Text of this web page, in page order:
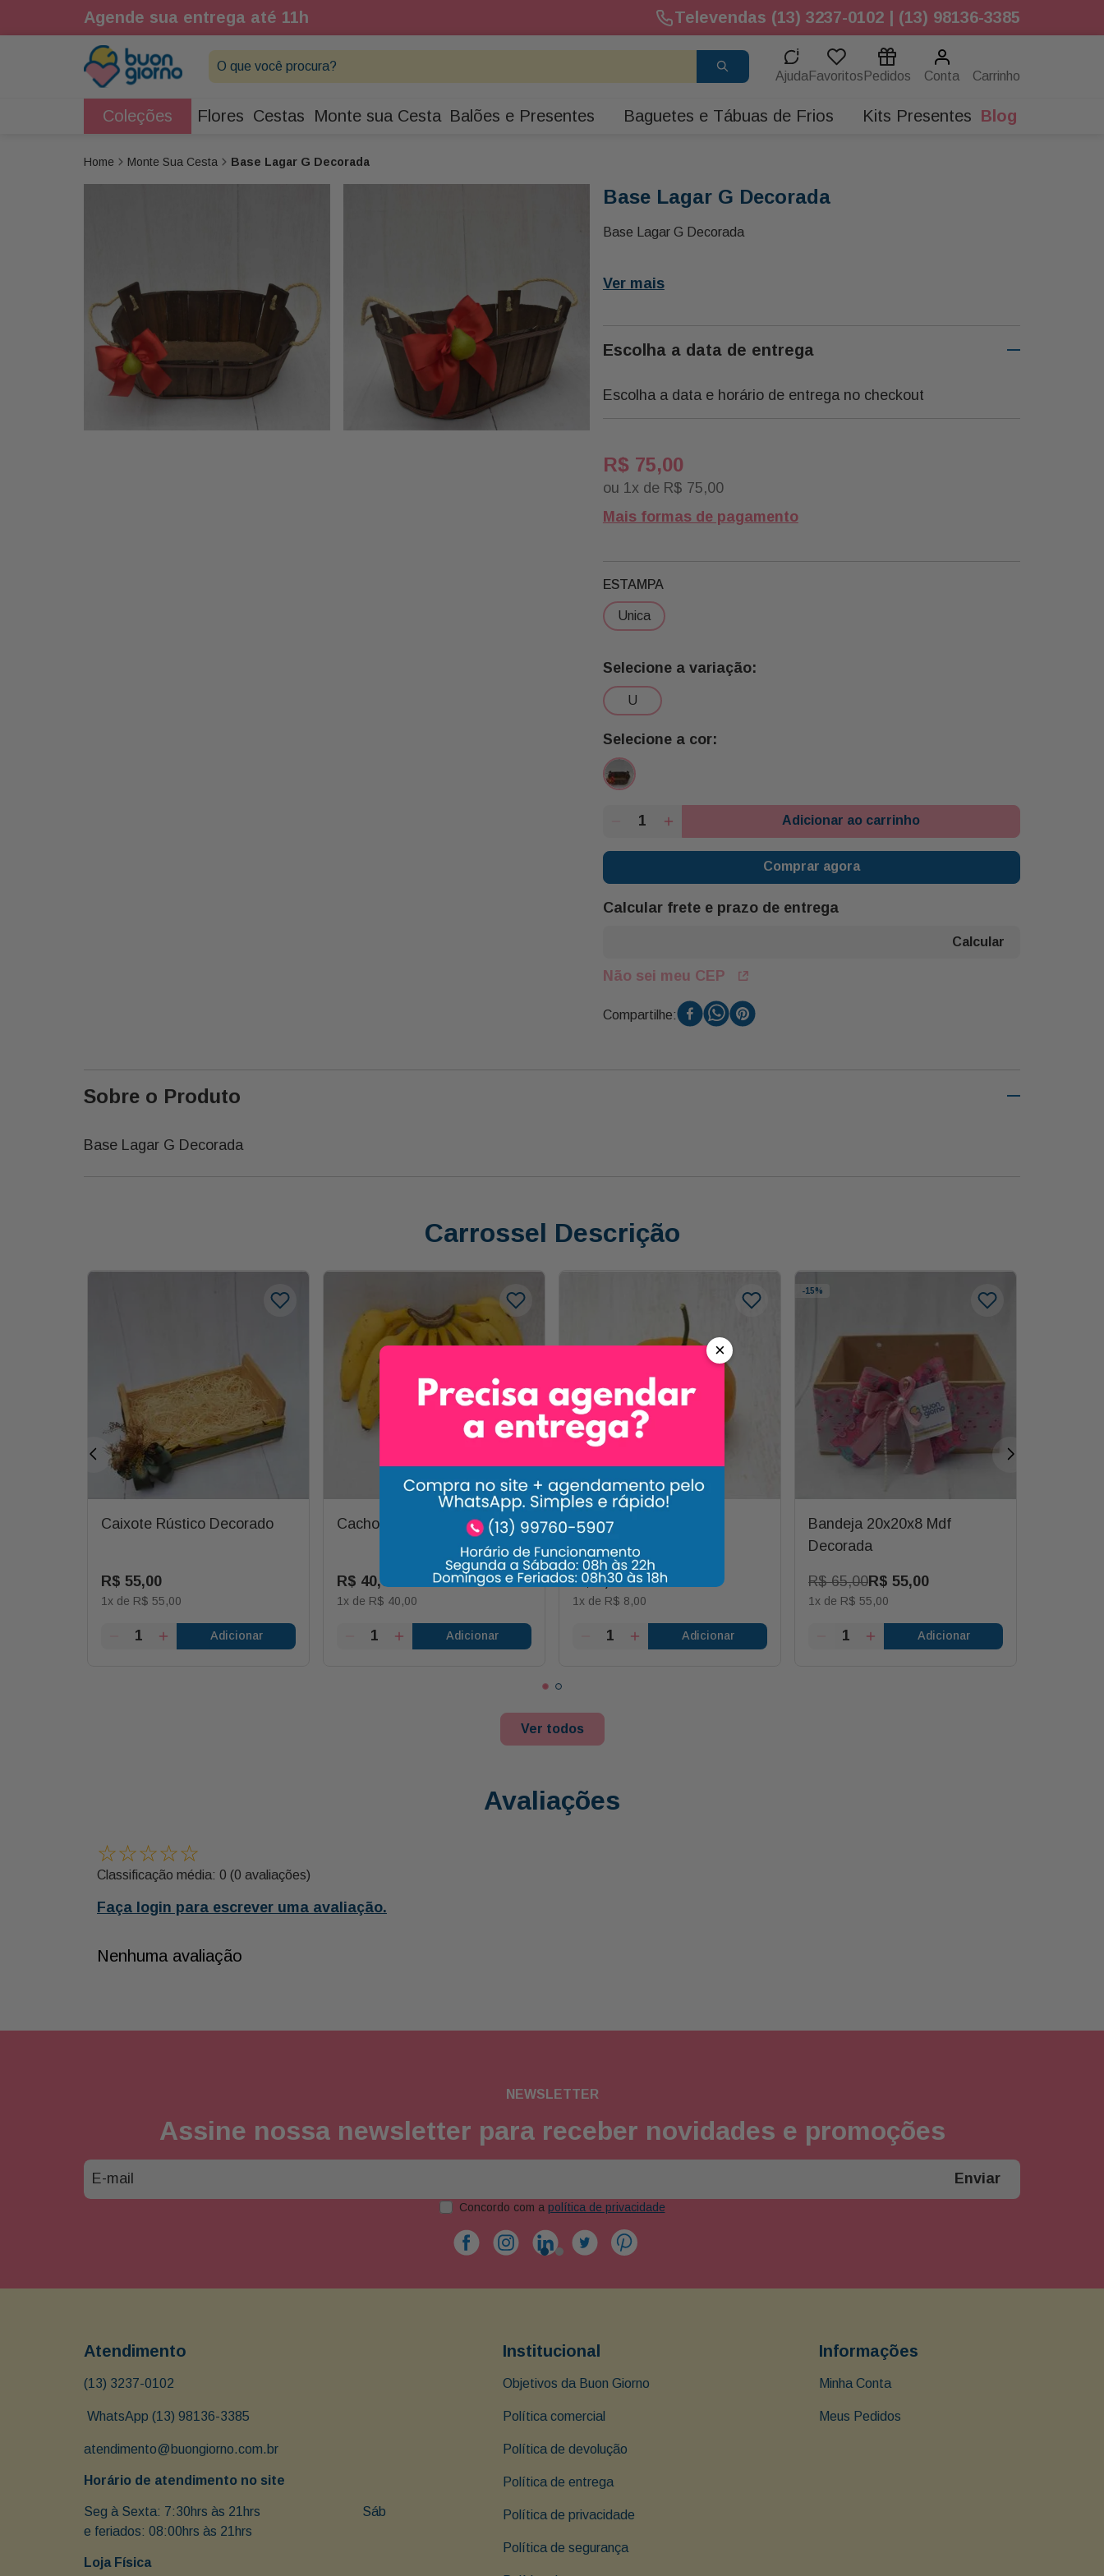
Agende sua entrega até 11h Televendas (13) 3237-0102 | (13) 98136-3385
O que você procura?
Ajuda Favoritos Pedidos Conta
Coleções Flores Cestas Monte sua Cesta Balões e Presentes Baguetes e Tábuas de Frios Kits Presentes Blog
Monte Sua Cesta Base Lagar G Decorada
Base Lagar G Decorada
Base Lagar G Decorada
Ver mais
Escolha a data de entrega
Escolha a data e horário de entrega no checkout
R$ 75,00
ou 1 x de R$ 75,00
Mais formas de pagamento
u
ESTAMPA
unica
Adicionar ao carrinho
Comprar agora
Calcular frete e prazo de entrega
Não sei meu CEP
Compartilhe:
Sobre o Produto
Base Lagar G Decorada
Carrossel Descrição
Caixote Rústico Decorado
R$ 55,00
1x de R$ 55,00
Adicionar
Cacho de Banana 16 Und
R$ 40,00
1x de R$ 40,00
Adicionar
Tangerina Und
R$ 8,00
1x de R$ 8,00
Adicionar
-15%
Bandeja 20x20x8 Mdf
Decorada
R$ 65,00R$ 55,00
1x de R$ 55,00
Adicionar
Ver todos
Avaliações
☆☆☆☆☆
Classificação média: 0 (0 avaliações)
Faça login para escrever uma avaliação.
Nenhuma avaliação
NEWSLETTER
Assine nossa newsletter para receber novidades e promoções
Enviar
Concordo com a política de privacidade
Atendimento
(13) 3237-0102
WhatsApp (13) 98136-3385
atendimento@buongiorno.com.br
Horário de atendimento no site
Seg à Sexta: 7:30hrs às 21hrs                               Sáb
e feriados: 08:00hrs às 21hrs
Loja Física
Institucional
Objetivos da Buon Giorno
Política comercial
Política de devolução
Política de entrega
Política de privacidade
Política de segurança
Informações
Minha Conta
Meus Pedidos
×